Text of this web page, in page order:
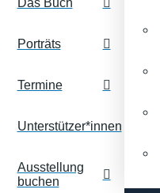
Das Buch
Porträts
Termine
Unterstützer*innen
Ausstellung
buchen
Stichwort: